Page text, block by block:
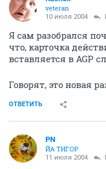
veteran
10 июля 2004
Я сам разобрался
что, карточка
вставляется в AGP
Говорят, это новая
ОТВЕТИТЬ
PN
ЙА ТИГОР
11 июля 2004